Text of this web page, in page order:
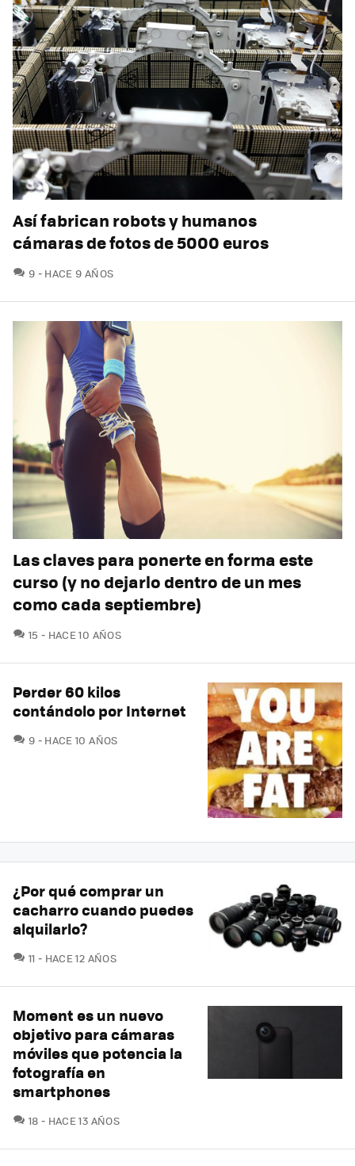
Así fabrican robots y humanos
cámaras de fotos de 5000 euros
9 COMENTARIOS
HACE 9 AÑOS
Las claves para ponerte en forma este
curso (y no dejarlo dentro de un mes
como cada septiembre)
15 COMENTARIOS
HACE 10 AÑOS
Perder 60 kilos
contándolo por Internet
9 COMENTARIOS
HACE 10 AÑOS
¿Por qué comprar un
cacharro cuando puedes
alquilarlo?
11 COMENTARIOS
HACE 12 AÑOS
Moment es un nuevo
objetivo para cámaras
móviles que potencia la
fotografía en
smartphones
18 COMENTARIOS
HACE 13 AÑOS